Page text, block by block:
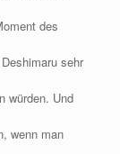
des
sehr
würden. Und
wenn man